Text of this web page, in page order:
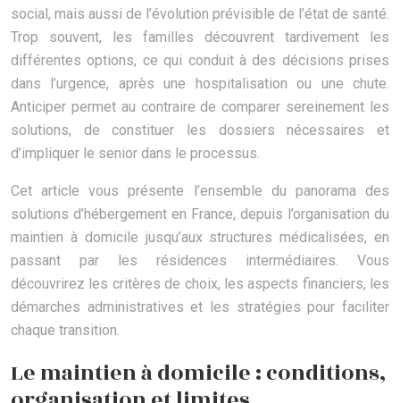
social, mais aussi de l’évolution prévisible de l’état de santé.
Trop souvent, les familles découvrent tardivement les
différentes options, ce qui conduit à des décisions prises
dans l’urgence, après une hospitalisation ou une chute.
Anticiper permet au contraire de comparer sereinement les
solutions, de constituer les dossiers nécessaires et
d’impliquer le senior dans le processus.
Cet article vous présente l’ensemble du panorama des
solutions d’hébergement en France, depuis l’organisation du
maintien à domicile jusqu’aux structures médicalisées, en
passant par les résidences intermédiaires. Vous
découvrirez les critères de choix, les aspects financiers, les
démarches administratives et les stratégies pour faciliter
chaque transition.
Le maintien à domicile : conditions,